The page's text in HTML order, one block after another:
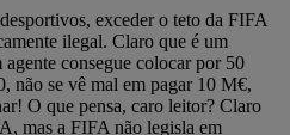
exceder o teto da FIFA
ilegal. Claro que é um
consegue colocar por 50
não se vê mal em pagar 10 M€,
O que pensa, caro leitor? Claro
mas a FIFA não legisla em